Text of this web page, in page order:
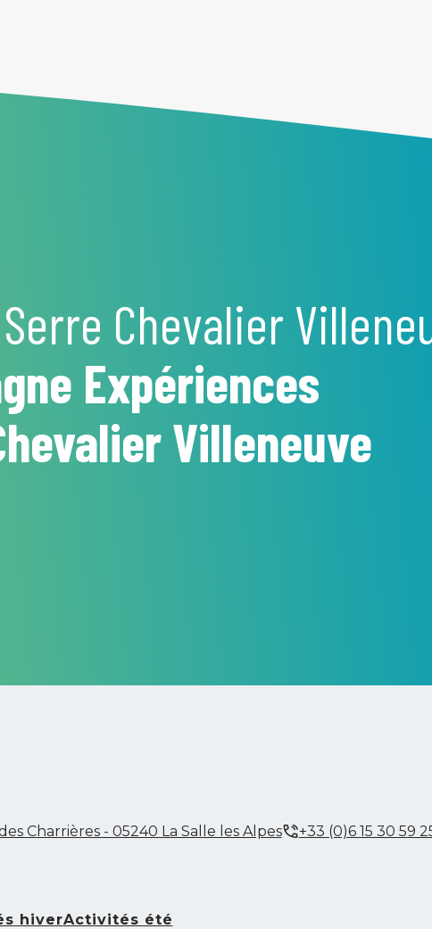
Chevalier
Expériences
Villeneuve
Charrières - 05240 La Salle les Alpes +33 (0)6 15 30 59
hiverActivités été